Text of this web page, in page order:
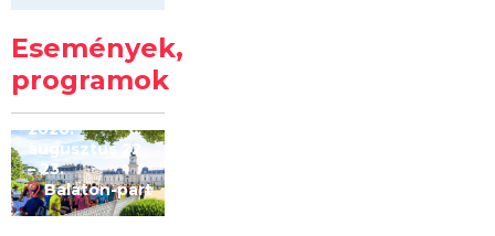
Események,
programok
Kilóméterek
2026
2026.
augusztus 22
– 23.
Balaton-part